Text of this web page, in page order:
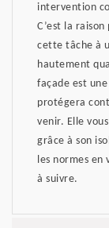
intervention
C’est la
cette tâche à
hautement
façade est
protégera
venir. Elle
grâce à son
les normes
à suivre.